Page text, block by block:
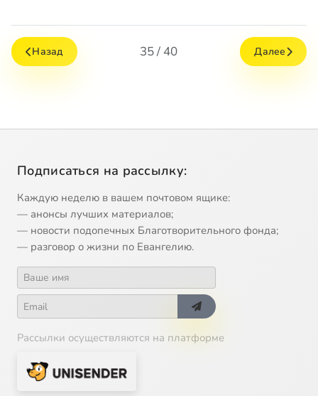
Назад 35 / 40 Далее
Подписаться на рассылку:
Каждую неделю в вашем почтовом ящике:
— анонсы лучших материалов;
— новости подопечных Благотворительного фонда;
— разговор о жизни по Евангелию.
Рассылки осуществляются на платформе